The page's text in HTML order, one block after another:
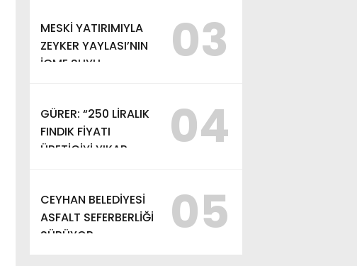
MESKİ YATIRIMIYLA
ZEYKER YAYLASI’NIN
İÇME SUYU
03
GÜRER: “250 LİRALIK
FINDIK FİYATI
ÜRETİCİYİ YIKAR,
04
CEYHAN BELEDİYESİ
ASFALT SEFERBERLİĞİ
SÜRÜYOR
05